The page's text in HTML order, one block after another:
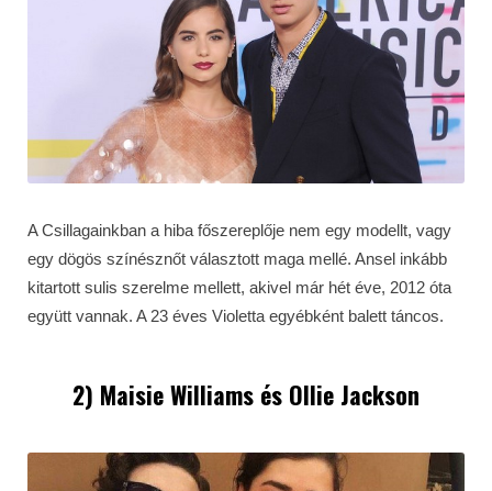
A Csillagainkban a hiba főszereplője nem egy modellt, vagy
egy dögös színésznőt választott maga mellé. Ansel inkább
kitartott sulis szerelme mellett, akivel már hét éve, 2012 óta
együtt vannak. A 23 éves Violetta egyébként balett táncos.
2) Maisie Williams és Ollie Jackson